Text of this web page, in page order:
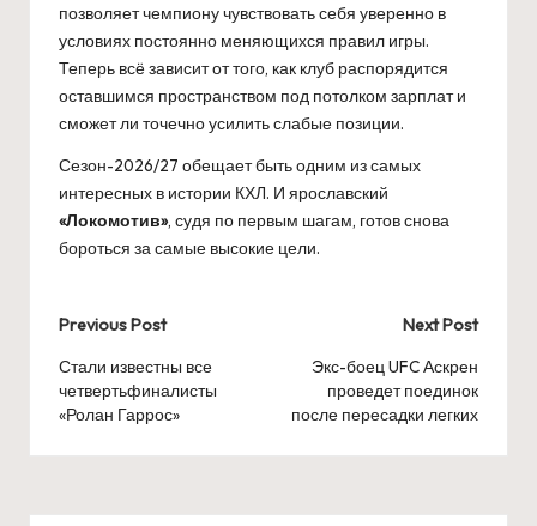
позволяет чемпиону чувствовать себя уверенно в
условиях постоянно меняющихся правил игры.
Теперь всё зависит от того, как клуб распорядится
оставшимся пространством под потолком зарплат и
сможет ли точечно усилить слабые позиции.
Сезон-2026/27 обещает быть одним из самых
интересных в истории КХЛ. И ярославский
«Локомотив», судя по первым шагам, готов снова
бороться за самые высокие цели.
Post
navigation
Previous Post
Стали известны все
четвертьфиналисты
«Ролан Гаррос»
Next Post
Экс-боец UFC Аскрен
проведет поединок
после пересадки легких